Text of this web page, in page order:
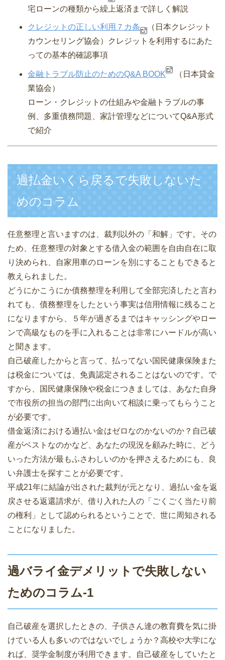
宅ローンの種類から繰上返済まで詳しく解説
クレジットの正しい利用７カ条
（日本クレジット
カウンセリング協会）
クレジットを利用するにあた
っての基本的確認事項
金融トラブル防止のためのQ&A BOOK
（日本貸金
業協会）
ローン・クレジットの仕組みや金融トラブルの事
例、多重債務問題、家計管理などについてQ&A形式
で紹介
過払金いくら戻るで失敗しないた
めのコラム
任意整理と言いますのは、裁判以外の「和解」です。その
ため、任意整理の対象とする借入金の範囲を自由自在に取
り決められ、自家用車のローンを別にすることもできると
教えられました。
どうにかこうにか債務整理を利用して全部完済したと言わ
れても、債務整理をしたという事実は信用情報に残ること
になりますから、５年が過ぎるまではキャッシングやロー
ンで高級なものを手に入れることは非常にハードルが高い
と聞きます。
自己破産したからと言って、払ってない国民健康保険また
は税金については、免責認定されることはないのです。で
すから、国民健康保険や税金につきましては、あなた自身
で市役所の担当の部門に出向いて相談に乗ってもらうこと
が必要です。
借金返済における過払い金はゼロなのかないのか？自己破
産がベストなのかなど、あなたの現況を顧みた時に、どう
いった方法が最もふさわしいのかを押さえるためにも、良
い弁護士を探すことが必要です。
平成21年に結論が出された裁判が元となり、過払い金を返
戻させる返還請求が、借り入れた人の「ごくごく当たり前
の権利」として認められるということで、世に周知される
ことになりました。
過バライ金デメリットで失敗しない
ためのコラム-1
自己破産を選択したときの、子供さん達の教育費を気に掛
けている人も多いのではないでしょうか？高校や大学にな
れば、奨学金制度が利用できます。自己破産をしていたと